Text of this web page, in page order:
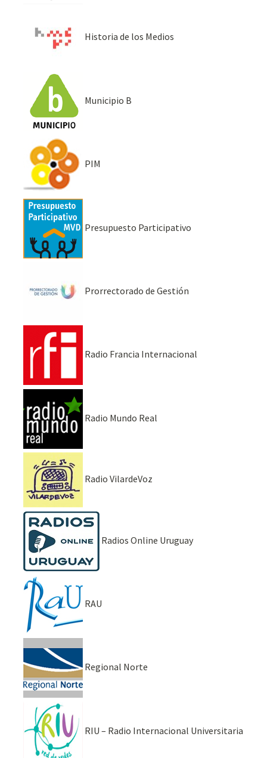
Historia de los Medios
Municipio B
PIM
Presupuesto Participativo
Prorrectorado de Gestión
Radio Francia Internacional
Radio Mundo Real
Radio VilardeVoz
Radios Online Uruguay
RAU
Regional Norte
RIU – Radio Internacional Universitaria